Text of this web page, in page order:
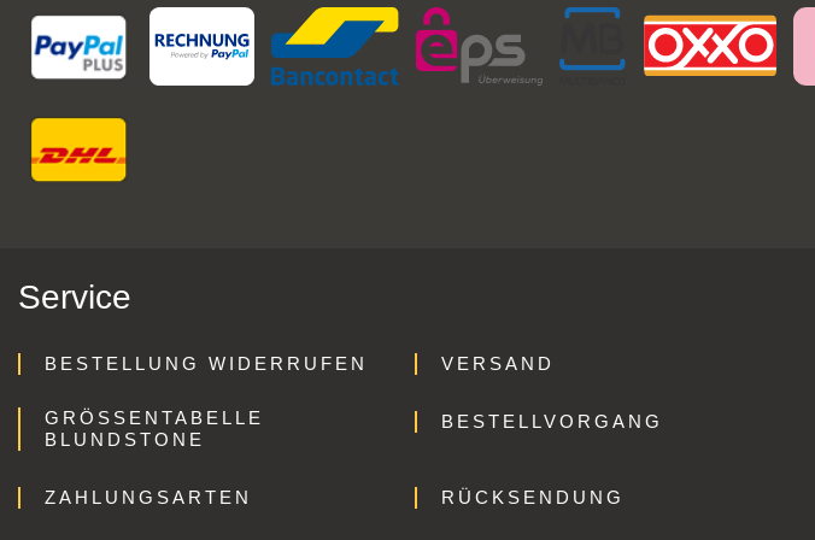
Service
BESTELLUNG WIDERRUFEN VERSAND
GRÖSSENTABELLE B
LUNDSTONE
BESTELLVORGANG
ZAHLUNGSARTEN RÜCKSENDUNG